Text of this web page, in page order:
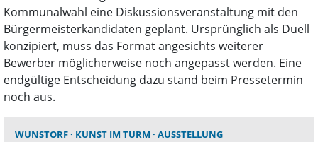
Kommunalwahl eine Diskussionsveranstaltung mit den
Bürgermeisterkandidaten geplant. Ursprünglich als Duell
konzipiert, muss das Format angesichts weiterer
Bewerber möglicherweise noch angepasst werden. Eine
endgültige Entscheidung dazu stand beim Pressetermin
noch aus.
WUNSTORF KUNST IM TURM AUSSTELLUNG